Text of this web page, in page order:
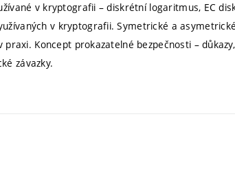
v kryptografii – diskrétní logaritmus, EC
v kryptografii. Symetrické a
praxi. Koncept prokazatelné bezpečnosti –
závazky.